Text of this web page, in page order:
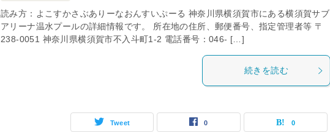
読み方：よこすかさぶありーなおんすいぷーる 神奈川県横須賀市にある横須賀サブ
アリーナ温水プールの詳細情報です。 所在地の住所、郵便番号、指定管理者等 〒
238-0051 神奈川県横須賀市不入斗町1-2 電話番号：046- […]
続きを読む
Tweet 0 0